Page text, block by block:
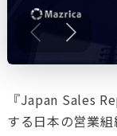
『Japan Sales
する日本の営業組